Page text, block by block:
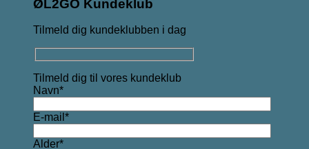
ØL2GO Kundeklub
Tilmeld dig kundeklubben i dag
Tilmeld dig til vores kundeklub
Navn*
E-mail*
Alder*